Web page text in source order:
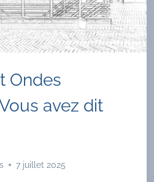
Ondes
avez dit
7 juillet 2025